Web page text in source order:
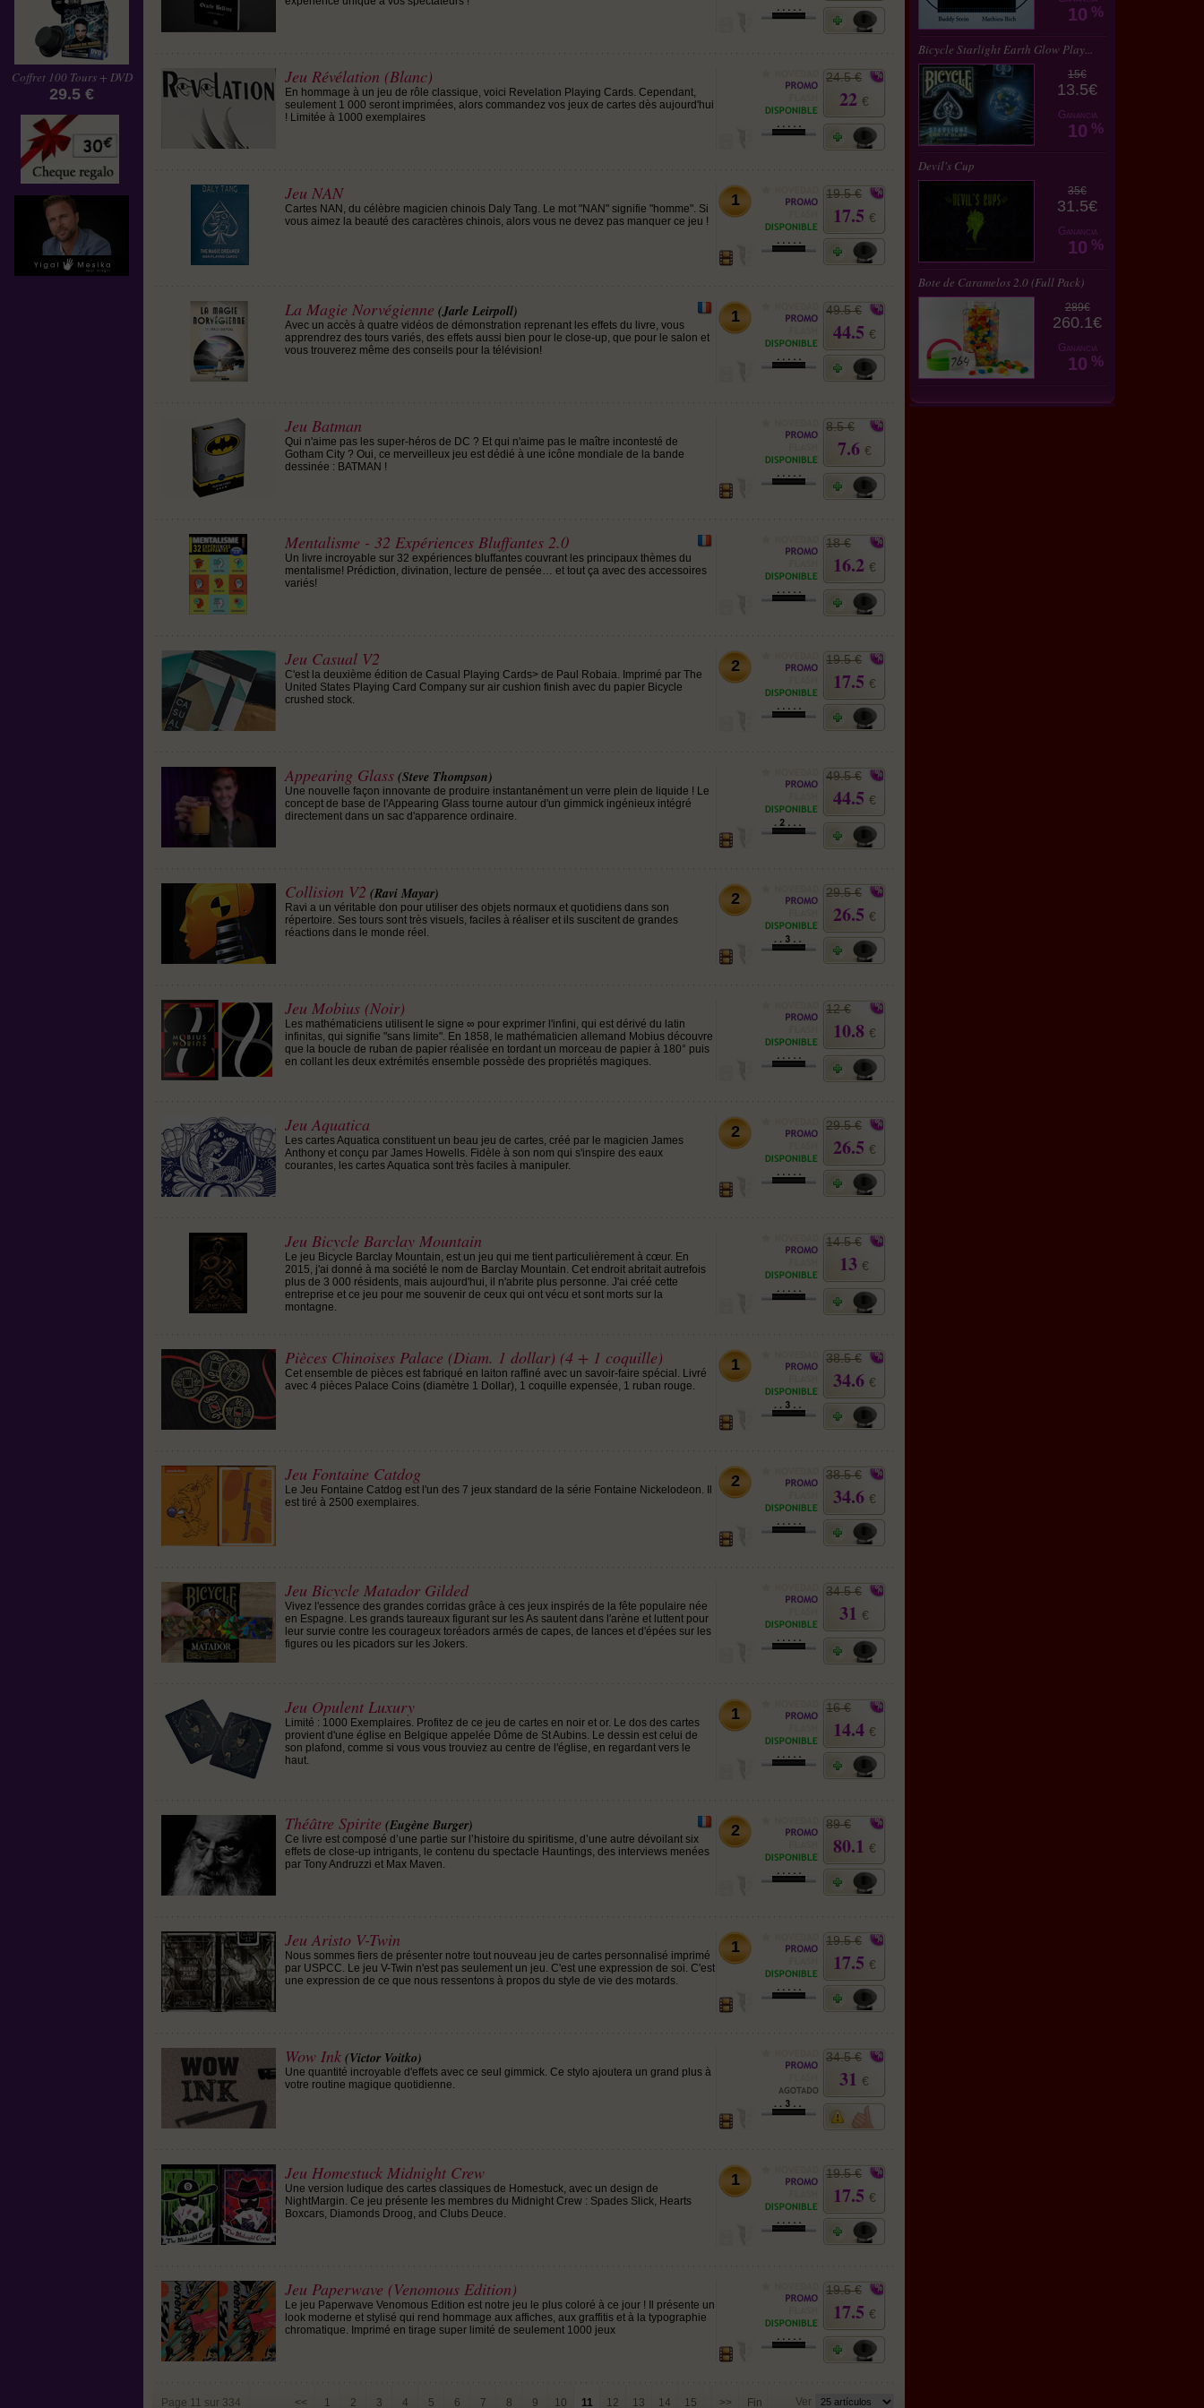
Coffret 100 Tours + DVD
29.5 €
Jeu Révélation (Blanc)
En hommage à un jeu de rôle classique, voici Revelation Playing Cards. Cependant,
seulement 1 000 seront imprimées, alors commandez vos jeux de cartes dès aujourd'hui
! Limitée à 1000 exemplaires
24.5 €
22 €
Jeu NAN
Cartes NAN, du célèbre magicien chinois Daly Tang. Le mot "NAN" signifie "homme". Si
vous aimez la beauté des caractères chinois, alors vous ne devez pas manquer ce jeu !
1 19.5 €
17.5 €
La Magie Norvégienne (Jarle Leirpoll)
Avec un accès à quatre vidéos de démonstration reprenant les effets du livre, vous
apprendrez des tours variés, des effets aussi bien pour le close-up, que pour le salon et
vous trouverez même des conseils pour la télévision!
1 49.5 €
44.5 €
Jeu Batman
Qui n'aime pas les super-héros de DC ? Et qui n'aime pas le maître incontesté de
Gotham City ? Oui, ce merveilleux jeu est dédié à une icône mondiale de la bande
dessinée : BATMAN !
8.5 €
7.6 €
Mentalisme - 32 Expériences Bluffantes 2.0
Un livre incroyable sur 32 expériences bluffantes couvrant les principaux thèmes du
mentalisme! Prédiction, divination, lecture de pensée… et tout ça avec des accessoires
variés!
18 €
16.2 €
Jeu Casual V2
C'est la deuxième édition de Casual Playing Cards> de Paul Robaia. Imprimé par The
United States Playing Card Company sur air cushion finish avec du papier Bicycle
crushed stock.
2 19.5 €
17.5 €
Appearing Glass (Steve Thompson)
Une nouvelle façon innovante de produire instantanément un verre plein de liquide ! Le
concept de base de l'Appearing Glass tourne autour d'un gimmick ingénieux intégré
directement dans un sac d'apparence ordinaire.
49.5 €
44.5 €
Collision V2 (Ravi Mayar)
Ravi a un véritable don pour utiliser des objets normaux et quotidiens dans son
répertoire. Ses tours sont très visuels, faciles à réaliser et ils suscitent de grandes
réactions dans le monde réel.
2 29.5 €
26.5 €
Jeu Mobius (Noir)
Les mathématiciens utilisent le signe ∞ pour exprimer l'infini, qui est dérivé du latin
infinitas, qui signifie "sans limite". En 1858, le mathématicien allemand Mobius découvre
que la boucle de ruban de papier réalisée en tordant un morceau de papier à 180° puis
en collant les deux extrémités ensemble possède des propriétés magiques.
12 €
10.8 €
Jeu Aquatica
Les cartes Aquatica constituent un beau jeu de cartes, créé par le magicien James
Anthony et conçu par James Howells. Fidèle à son nom qui s'inspire des eaux
courantes, les cartes Aquatica sont très faciles à manipuler.
2 29.5 €
26.5 €
Jeu Bicycle Barclay Mountain
Le jeu Bicycle Barclay Mountain, est un jeu qui me tient particulièrement à cœur. En
2015, j'ai donné à ma société le nom de Barclay Mountain. Cet endroit abritait autrefois
plus de 3 000 résidents, mais aujourd'hui, il n'abrite plus personne. J'ai créé cette
entreprise et ce jeu pour me souvenir de ceux qui ont vécu et sont morts sur la
montagne.
14.5 €
13 €
Pièces Chinoises Palace (Diam. 1 dollar) (4 + 1 coquille)
Cet ensemble de pièces est fabriqué en laiton raffiné avec un savoir-faire spécial. Livré
avec 4 pièces Palace Coins (diamètre 1 Dollar), 1 coquille expensée, 1 ruban rouge.
1 38.5 €
34.6 €
Jeu Fontaine Catdog
Le Jeu Fontaine Catdog est l'un des 7 jeux standard de la série Fontaine Nickelodeon. Il
est tiré à 2500 exemplaires.
2 38.5 €
34.6 €
Jeu Bicycle Matador Gilded
Vivez l'essence des grandes corridas grâce à ces jeux inspirés de la fête populaire née
en Espagne. Les grands taureaux figurant sur les As sautent dans l'arène et luttent pour
leur survie contre les courageux toréadors armés de capes, de lances et d'épées sur les
figures ou les picadors sur les Jokers.
34.5 €
31 €
Jeu Opulent Luxury
Limité : 1000 Exemplaires. Profitez de ce jeu de cartes en noir et or. Le dos des cartes
provient d'une église en Belgique appelée Dôme de St Aubins. Le dessin est celui de
son plafond, comme si vous vous trouviez au centre de l'église, en regardant vers le
haut.
1 16 €
14.4 €
Théâtre Spirite (Eugène Burger)
Ce livre est composé d’une partie sur l’histoire du spiritisme, d’une autre dévoilant six
effets de close-up intrigants, le contenu du spectacle Hauntings, des interviews menées
par Tony Andruzzi et Max Maven.
2 89 €
80.1 €
Jeu Aristo V-Twin
Nous sommes fiers de présenter notre tout nouveau jeu de cartes personnalisé imprimé
par USPCC. Le jeu V-Twin n'est pas seulement un jeu. C'est une expression de soi. C'est
une expression de ce que nous ressentons à propos du style de vie des motards.
1 19.5 €
17.5 €
Wow Ink (Victor Voitko)
Une quantité incroyable d'effets avec ce seul gimmick. Ce stylo ajoutera un grand plus à
votre routine magique quotidienne.
34.5 €
31 €
Jeu Homestuck Midnight Crew
Une version ludique des cartes classiques de Homestuck, avec un design de
NightMargin. Ce jeu présente les membres du Midnight Crew : Spades Slick, Hearts
Boxcars, Diamonds Droog, and Clubs Deuce.
1 19.5 €
17.5 €
Jeu Paperwave (Venomous Edition)
Le jeu Paperwave Venomous Edition est notre jeu le plus coloré à ce jour ! Il présente un
look moderne et stylisé qui rend hommage aux affiches, aux graffitis et à la typographie
chromatique. Imprimé en tirage super limité de seulement 1000 jeux
19.5 €
17.5 €
Page 11 sur 334 << 1 2 3 4 5 6 7 8 9 10 11 12 13 14 15 >> Fin Ver
10 %
Bicycle Starlight Earth Glow Play...
15€
13.5€
Ganancia
10 %
Devil's Cup
35€
31.5€
Ganancia
10 %
Bote de Caramelos 2.0 (Full Pack)
289€
260.1€
Ganancia
10 %